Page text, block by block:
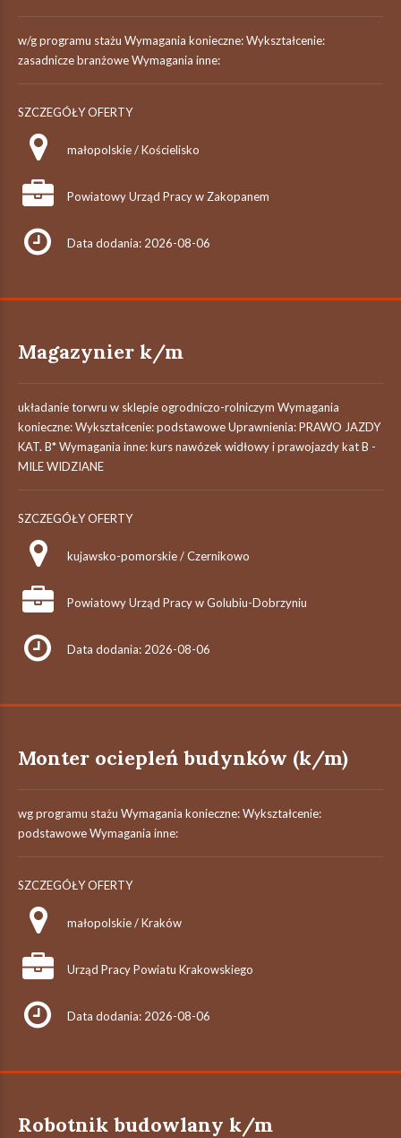
w/g programu stażu Wymagania konieczne: Wykształcenie:
zasadnicze branżowe Wymagania inne:
SZCZEGÓŁY OFERTY
małopolskie / Kościelisko
Powiatowy Urząd Pracy w Zakopanem
Data dodania: 2026-08-06
Magazynier k/m
układanie torwru w sklepie ogrodniczo-rolniczym Wymagania
konieczne: Wykształcenie: podstawowe Uprawnienia: PRAWO JAZDY
KAT. B* Wymagania inne: kurs nawózek widłowy i prawojazdy kat B -
MILE WIDZIANE
SZCZEGÓŁY OFERTY
kujawsko-pomorskie / Czernikowo
Powiatowy Urząd Pracy w Golubiu-Dobrzyniu
Data dodania: 2026-08-06
Monter ociepleń budynków (k/m)
wg programu stażu Wymagania konieczne: Wykształcenie:
podstawowe Wymagania inne:
SZCZEGÓŁY OFERTY
małopolskie / Kraków
Urząd Pracy Powiatu Krakowskiego
Data dodania: 2026-08-06
Robotnik budowlany k/m